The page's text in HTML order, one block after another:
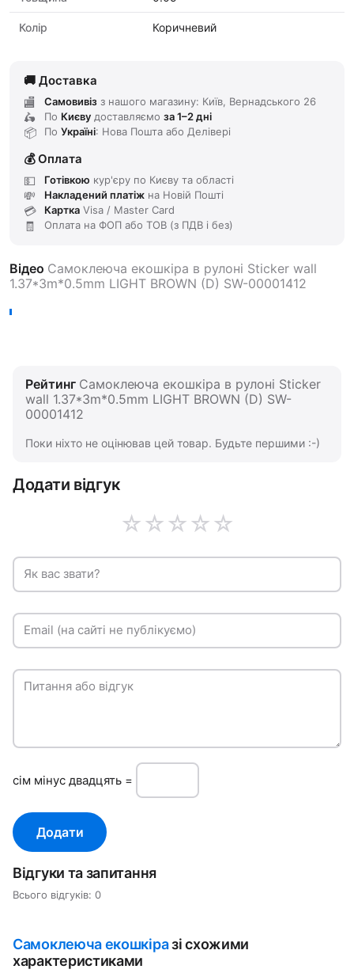
Колір Коричневий
Доставка
Самовивіз з нашого магазину: Київ, Вернадського 26
По Києву доставляємо за 1–2 дні
По Україні: Нова Пошта або Делівері
Оплата
Готівкою кур'єру по Києву та області
Накладений платіж на Новій Пошті
Картка Visa / Master Card
Оплата на ФОП або ТОВ (з ПДВ і без)
Відео Самоклеюча екошкіра в рулоні Sticker wall
1.37*3m*0.5mm LIGHT BROWN (D) SW-00001412
Рейтинг Самоклеюча екошкіра в рулоні Sticker
wall 1.37*3m*0.5mm LIGHT BROWN (D) SW-
00001412
Поки ніхто не оцінював цей товар. Будьте першими :-)
Додати відгук
☆
☆
☆
☆
☆
Як вас звати?
Email (на сайті не публікуємо)
Питання або відгук
ciм мiнуc двадцять =
Додати
Відгуки та запитання
Всього відгуків: 0
Самоклеюча екошкіразі схожими
характеристиками